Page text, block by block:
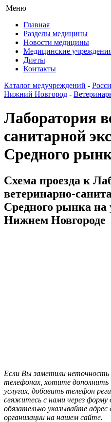
Меню
Главная
Разделы медицины
Новости медицины
Медицинские
Диеты
Контакты
Каталог медучреждений -
Нижний Новгород -
Лаборатория
санитарной
Средного
Схема проезда к
ветеринарно-
Средного рынка на
Нижнем Новгороде
Если Вы заметили неточность
телефонах, хотите
услугах, добавить телефон
свяжитесь с нами через форму
обязательно указывайте
организации на нашем сайте.